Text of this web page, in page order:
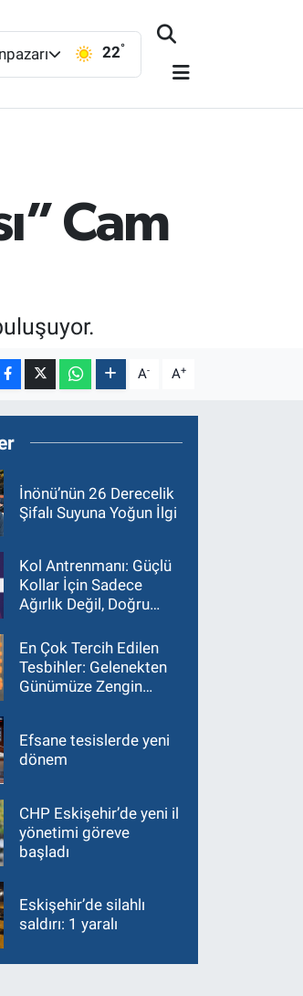
22°
Cam
A- A+
İnönü’nün 26 Derecelik
Şifalı Suyuna Yoğun İlgi
Kol Antrenmanı: Güçlü
Kollar İçin Sadece
Ağırlık Değil, Doğru
En Çok Tercih Edilen
Tesbihler: Gelenekten
Günümüze Zengin
Efsane tesislerde yeni
dönem
CHP Eskişehir’de yeni il
yönetimi göreve
başladı
Eskişehir’de silahlı
saldırı: 1 yaralı